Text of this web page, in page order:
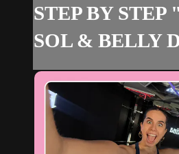
STEP BY
SOL & BELLY